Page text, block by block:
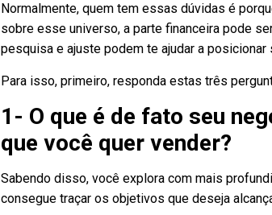
Normalmente, quem tem essas dúvidas é
sobre esse universo, a parte financeira pode
pesquisa e ajuste podem te ajudar a posicionar
Para isso, primeiro, responda estas três
1- O que é de fato seu
que você quer vender?
Sabendo disso, você explora com mais
consegue traçar os objetivos que deseja